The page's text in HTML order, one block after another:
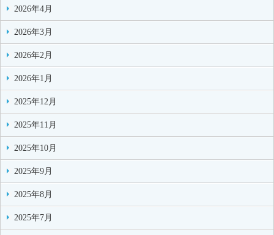
2026年4月
2026年3月
2026年2月
2026年1月
2025年12月
2025年11月
2025年10月
2025年9月
2025年8月
2025年7月